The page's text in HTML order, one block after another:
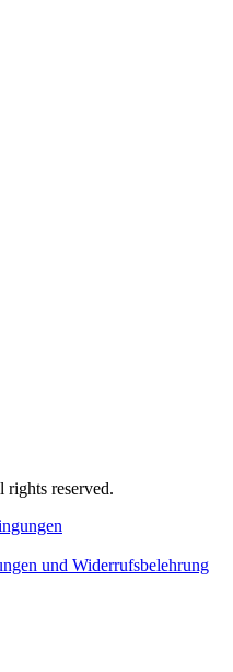
rights reserved.
und Widerrufsbelehrung